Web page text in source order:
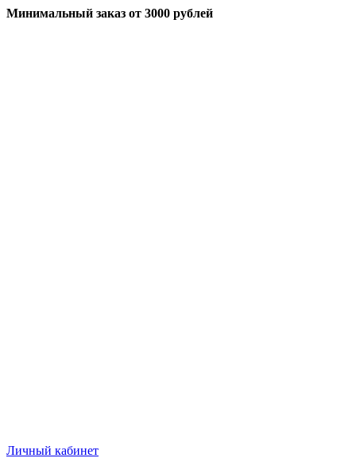
Минимальный заказ от 3000 рублей
Личный кабинет